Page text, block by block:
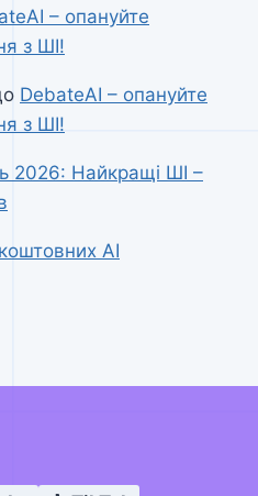
– опануйте
з ШІ!
DebateAI – опануйте
з ШІ!
2026: Найкращі ШІ –
AI